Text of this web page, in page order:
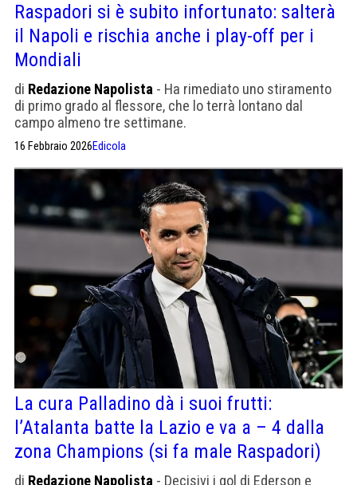
Raspadori si è subito infortunato: salterà
il Napoli e rischia anche i play-off per i
Mondiali
di Redazione Napolista - Ha rimediato uno stiramento
di primo grado al flessore, che lo terrà lontano dal
campo almeno tre settimane.
16 Febbraio 2026Edicola
La cura Palladino dà i suoi frutti:
l’Atalanta batte la Lazio e va a – 4 dalla
zona Champions (si fa male Raspadori)
di Redazione Napolista - Decisivi i gol di Ederson e